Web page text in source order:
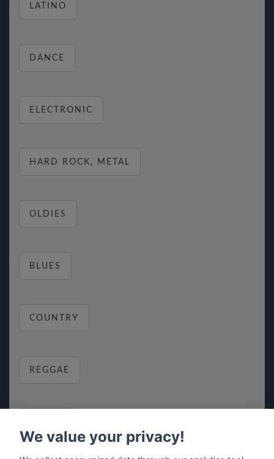
LATINO
DANCE
ELECTRONIC
HARD ROCK, METAL
OLDIES
BLUES
COUNTRY
REGGAE
We value your privacy!